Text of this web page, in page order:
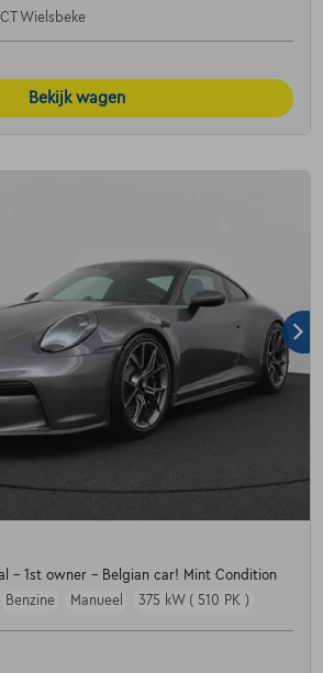
Wielsbeke
Bekijk wagen
- 1st owner - Belgian car! Mint Condition
Benzine Manueel 375 kW ( 510 PK )